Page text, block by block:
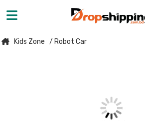
Kids Zone / Robot Car